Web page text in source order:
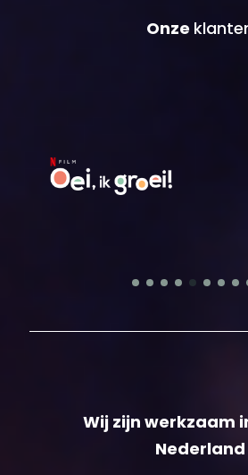
Onze
Wij zijn werkzaam
Nederland